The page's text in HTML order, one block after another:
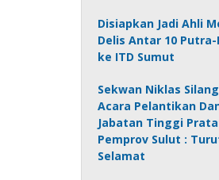
Disiapkan Jadi Ahli
Delis Antar 10
ke ITD Sumut
Sekwan Niklas
Acara Pelantikan
Jabatan Tinggi
Pemprov Sulut :
Selamat